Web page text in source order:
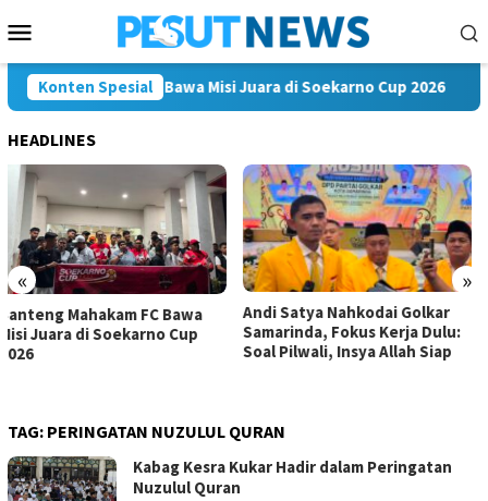
ke
Mobile
Konten Spesial
Mahakam FC Bawa Misi Juara di Soekarno Cup 2026
HEADLINES
« »
Andi Satya Nahkodai Golkar
Samarinda, Fokus Kerja Dulu:
Soal Pilwali, Insya Allah Siap
Andi Satya Calon Tunggal
Ketua Golkar Samarinda,
Musda Siap Digelar 8 Agustus
TAG: PERINGATAN NUZULUL QURAN
Kabag Kesra Kukar Hadir dalam Peringatan
Nuzulul Quran